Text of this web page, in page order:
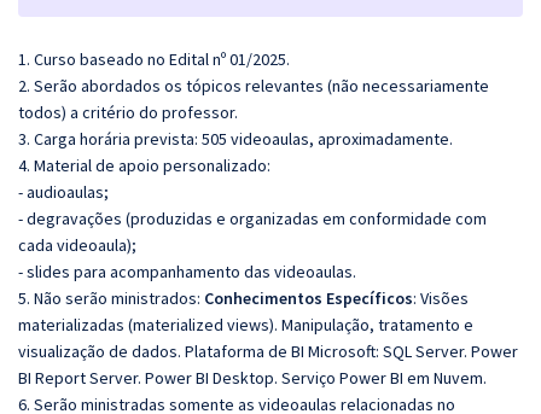
1. Curso baseado no Edital nº 01/2025.
2. Serão abordados os tópicos relevantes (não necessariamente
todos) a critério do professor.
3. Carga horária prevista: 505 videoaulas, aproximadamente.
4. Material de apoio personalizado:
- audioaulas;
- degravações (produzidas e organizadas em conformidade com
cada videoaula);
- slides para acompanhamento das videoaulas.
5. Não serão ministrados: Conhecimentos Específicos: Visões
materializadas (materialized views). Manipulação, tratamento e
visualização de dados. Plataforma de BI Microsoft: SQL Server. Power
BI Report Server. Power BI Desktop. Serviço Power BI em Nuvem.
6. Serão ministradas somente as videoaulas relacionadas no